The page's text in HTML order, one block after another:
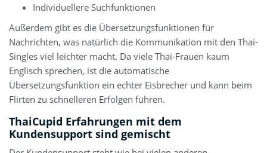
Individuellere Suchfunktionen
Außerdem gibt es die Übersetzungsfunktionen für
Nachrichten, was natürlich die Kommunikation mit den Thai-
Singles viel leichter macht. Da viele Thai-Frauen kaum
Englisch sprechen, ist die automatische
Übersetzungsfunktion ein echter Eisbrecher und kann beim
Flirten zu schnelleren Erfolgen führen.
ThaiCupid Erfahrungen mit dem
Kundensupport sind gemischt